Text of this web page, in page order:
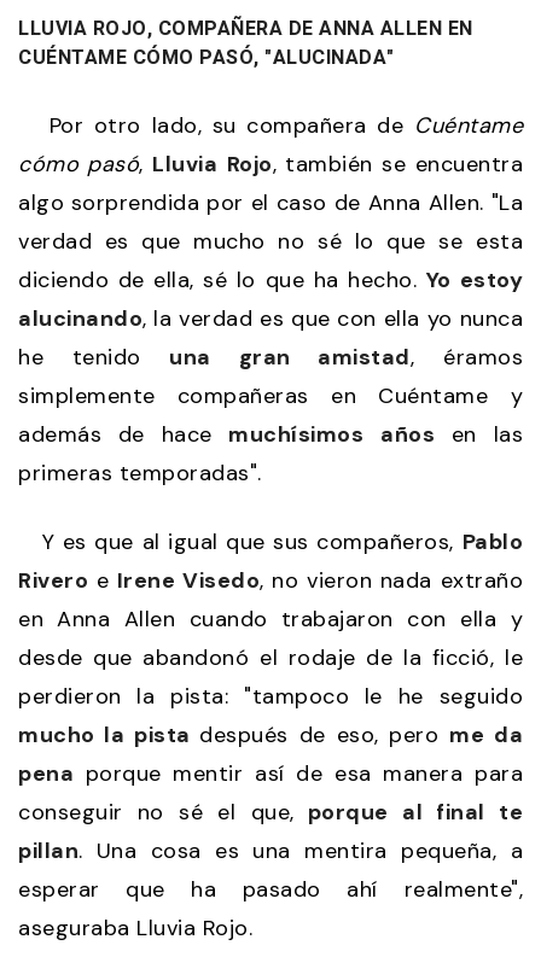
LLUVIA ROJO, COMPAÑERA DE ANNA ALLEN EN
CUÉNTAME CÓMO PASÓ, "ALUCINADA"
Por otro lado, su compañera de Cuéntame
cómo pasó, Lluvia Rojo, también se encuentra
algo sorprendida por el caso de Anna Allen. "La
verdad es que mucho no sé lo que se esta
diciendo de ella, sé lo que ha hecho. Yo estoy
alucinando, la verdad es que con ella yo nunca
he tenido una gran amistad, éramos
simplemente compañeras en Cuéntame y
además de hace muchísimos años en las
primeras temporadas".
Y es que al igual que sus compañeros, Pablo
Rivero e Irene Visedo, no vieron nada extraño
en Anna Allen cuando trabajaron con ella y
desde que abandonó el rodaje de la ficció, le
perdieron la pista: "tampoco le he seguido
mucho la pista después de eso, pero me da
pena porque mentir así de esa manera para
conseguir no sé el que, porque al final te
pillan. Una cosa es una mentira pequeña, a
esperar que ha pasado ahí realmente",
aseguraba Lluvia Rojo.